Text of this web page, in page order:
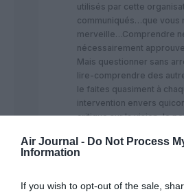
Air Journal - Do Not Process
Information
If you wish to opt-out of the sale,
utilisés par cette
communiqués…que vous
merveille…Comprendre
nécessairement
Mais questionner sans
lire-comprendre des
le faites quasiment à
intervention envers
critique sur la vision, le